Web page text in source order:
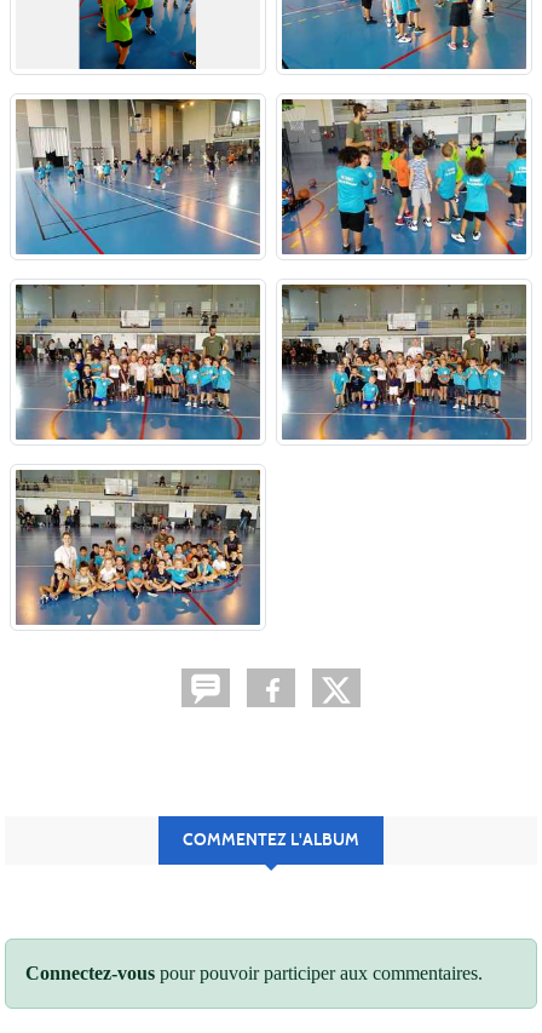
COMMENTEZ L'ALBUM
Connectez-vous pour pouvoir participer aux commentaires.